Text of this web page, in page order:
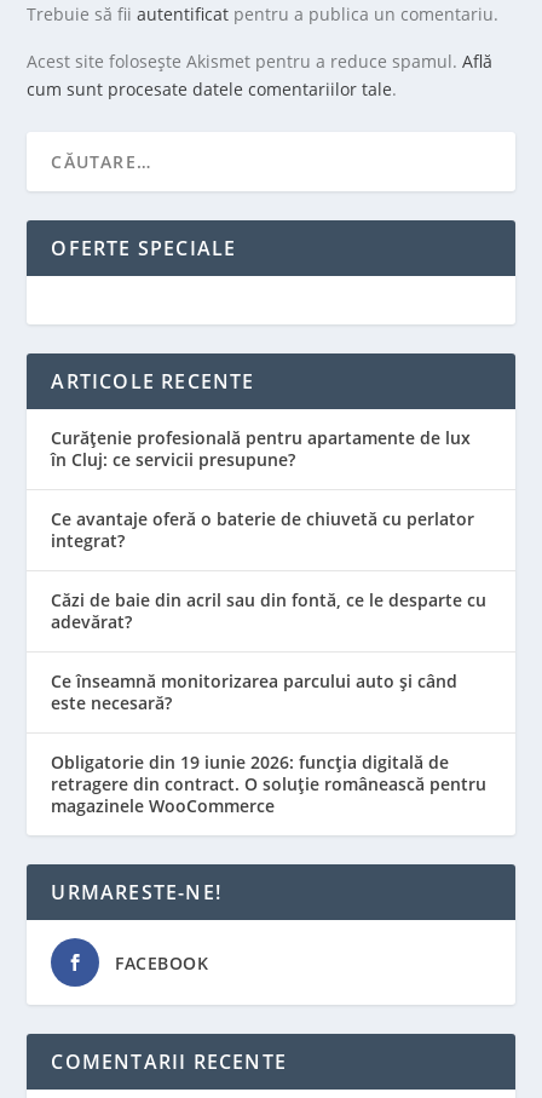
Trebuie să fiiautentificat pentru a publica un comentariu.
Acest site folosește Akismet pentru a reduce spamul.Află
cum sunt procesate datele comentariilor tale.
OFERTE SPECIALE
ARTICOLE RECENTE
Curățenie profesională pentru apartamente de lux
în Cluj: ce servicii presupune?
Ce avantaje oferă o baterie de chiuvetă cu perlator
integrat?
Căzi de baie din acril sau din fontă, ce le desparte cu
adevărat?
Ce înseamnă monitorizarea parcului auto și când
este necesară?
Obligatorie din 19 iunie 2026: funcția digitală de
retragere din contract. O soluție românească pentru
magazinele WooCommerce
URMARESTE-NE!
FACEBOOK
COMENTARII RECENTE